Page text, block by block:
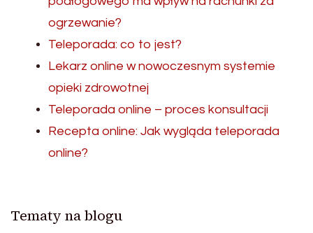
ogrzewanie?
Teleporada: co to jest?
Lekarz online w nowoczesnym systemie
opieki zdrowotnej
Teleporada online – proces konsultacji
Recepta online: Jak wygląda teleporada
online?
Tematy na blogu